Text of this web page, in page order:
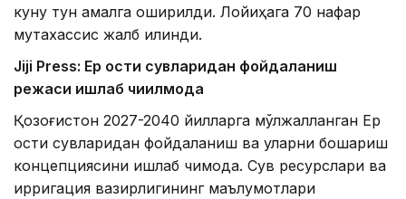
куну тун амалга оширилди. Лойиҳага 70 нафар
мутахассис жалб қилинди.
Jiji Press: Ер ости сувларидан фойдаланиш
режаси ишлаб чиқилмоқда
Қозоғистон 2027-2040 йилларга мўлжалланган Ер
ости сувларидан фойдаланиш ва уларни бошқариш
концепциясини ишлаб чиқмоқда. Сув ресурслари ва
ирригация вазирлигининг маълумотлари